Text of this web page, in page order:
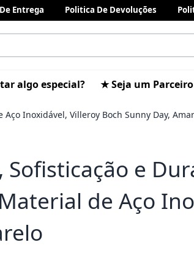
Entrega Politica De Devoluções
algo especial? ★ Seja um
Inoxidável, Villeroy Boch Sunny Day,
e
de Aço